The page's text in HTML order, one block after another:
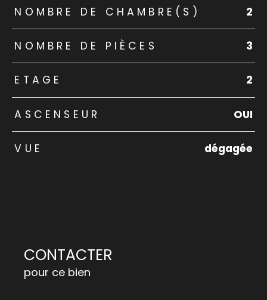
NOMBRE DE CHAMBRE(S) 2
NOMBRE DE PIÈCES 3
ETAGE 2
ASCENSEUR OUI
VUE dégagée
CONTACTER
pour ce bien